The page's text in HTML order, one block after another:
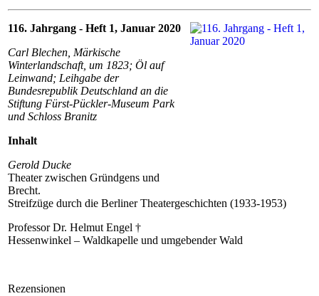
116. Jahrgang - Heft 1, Januar 2020
Carl Blechen, Märkische
Winterlandschaft, um 1823; Öl auf
Leinwand; Leihgabe der
Bundesrepublik Deutschland an die
Stiftung Fürst-Pückler-Museum Park
und Schloss Branitz
Inhalt
Gerold Ducke
Theater zwischen Gründgens und
Brecht.
Streifzüge durch die Berliner Theatergeschichten (1933-1953)
Professor Dr. Helmut Engel †
Hessenwinkel – Waldkapelle und umgebender Wald
Rezensionen